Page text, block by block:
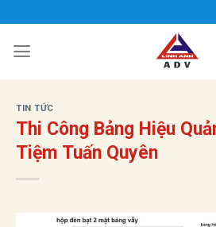
qua
nội
TIN TỨC
Thi Công Bảng Hiệu
Tiệm Tuấn Quyên